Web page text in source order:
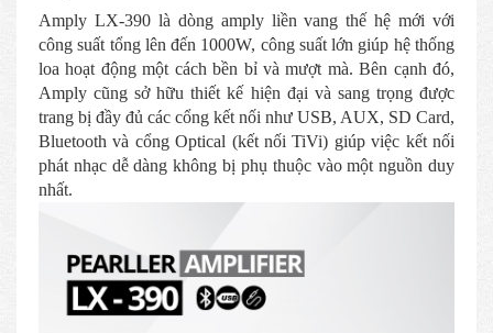
Amply LX-390 là dòng amply liền vang thế hệ mới với
công suất tổng lên đến 1000W, công suất lớn giúp hệ thống
loa hoạt động một cách bền bỉ và mượt mà. Bên cạnh đó,
Amply cũng sở hữu thiết kế hiện đại và sang trọng được
trang bị đầy đủ các cổng kết nối như USB, AUX, SD Card,
Bluetooth và cổng Optical (kết nối TiVi) giúp việc kết nối
phát nhạc dễ dàng không bị phụ thuộc vào một nguồn duy
nhất.